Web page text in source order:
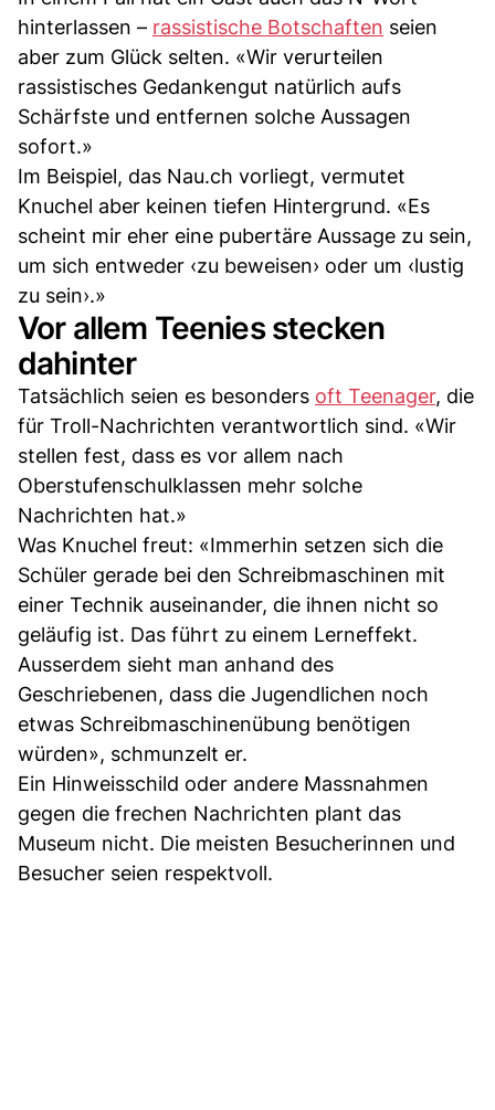
hinterlassen – rassistische Botschaften seien
aber zum Glück selten. «Wir verurteilen
rassistisches Gedankengut natürlich aufs
Schärfste und entfernen solche Aussagen
sofort.»
Im Beispiel, das Nau.ch vorliegt, vermutet
Knuchel aber keinen tiefen Hintergrund. «Es
scheint mir eher eine pubertäre Aussage zu sein,
um sich entweder ‹zu beweisen› oder um ‹lustig
zu sein›.»
Vor allem Teenies stecken
dahinter
Tatsächlich seien es besonders oft Teenager, die
für Troll-Nachrichten verantwortlich sind. «Wir
stellen fest, dass es vor allem nach
Oberstufenschulklassen mehr solche
Nachrichten hat.»
Was Knuchel freut: «Immerhin setzen sich die
Schüler gerade bei den Schreibmaschinen mit
einer Technik auseinander, die ihnen nicht so
geläufig ist. Das führt zu einem Lerneffekt.
Ausserdem sieht man anhand des
Geschriebenen, dass die Jugendlichen noch
etwas Schreibmaschinenübung benötigen
würden», schmunzelt er.
Ein Hinweisschild oder andere Massnahmen
gegen die frechen Nachrichten plant das
Museum nicht. Die meisten Besucherinnen und
Besucher seien respektvoll.